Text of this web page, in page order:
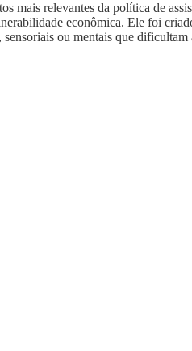
mais relevantes da política de
econômica. Ele foi
ou mentais que